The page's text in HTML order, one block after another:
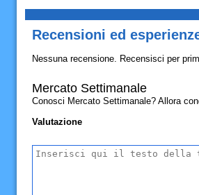
Recensioni ed
Nessuna recensione. Recensisci per
Mercato Settimanale
Conosci Mercato Settimanale? Allora
Valutazione